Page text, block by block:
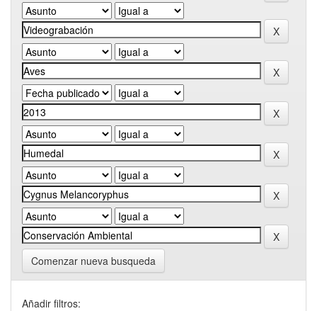
Comenzar nueva busqueda
Añadir filtros: